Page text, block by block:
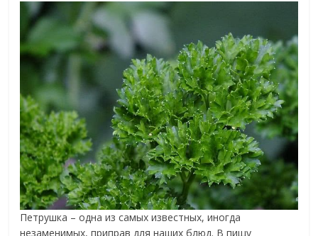
Петрушка – одна из самых известных, иногда
незаменимых, приправ для наших блюд. В пищу